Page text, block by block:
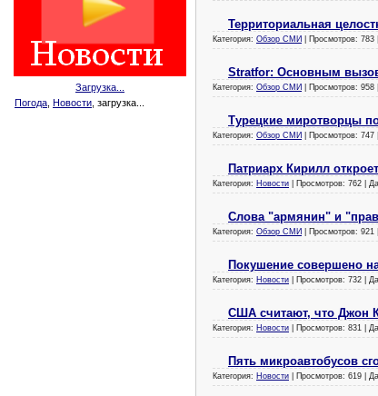
Загрузка...
Погода Новости , загрузка...
Территориальная
Категория: Обзор СМИ | Просмотров: 783
Stratfor: Основным
Категория: Обзор СМИ | Просмотров: 958
Турецкие миротворцы
Категория: Обзор СМИ | Просмотров: 747
Патриарх Кирилл
Категория: Новости | Просмотров: 762 |
Слова "армянин" и
Категория: Обзор СМИ | Просмотров: 921
Покушение совершено
Категория: Новости | Просмотров: 732 |
США считают, что Джон
Категория: Новости | Просмотров: 831 |
Пять микроавтобусов
Категория: Новости | Просмотров: 619 |